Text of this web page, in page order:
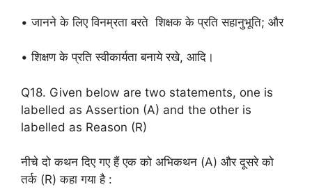
• जानने के लिए विनम्रता बरते शिक्षक के प्रति सहानुभूति; और
• शिक्षण के प्रति स्वीकार्यता बनाये रखे, आदि।
Q18. Given below are two statements, one is
labelled as Assertion (A) and the other is
labelled as Reason (R)
नीचे दो कथन दिए गए हैं एक को अभिकथन (A) और दूसरे को
तर्क (R) कहा गया है :